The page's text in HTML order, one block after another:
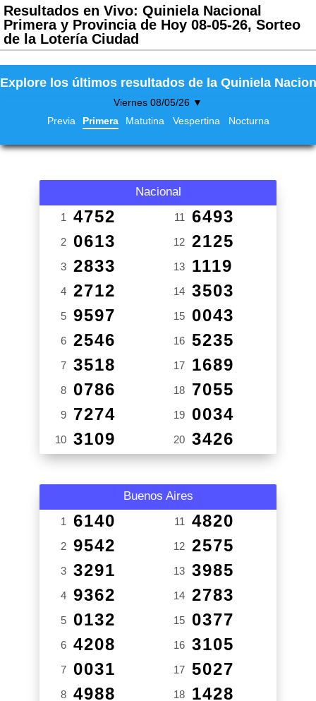
Resultados en Vivo: Quiniela Nacional
Primera y Provincia de Hoy 08-05-26, Sorteo
de la Lotería Ciudad
Explore los últimos resultados de la Quiniela
Viernes 08/05/26 ▼
Previa
Primera Matutina Vespertina Nocturna
Nacional
1 4752
2 0613
3 2833
4 2712
5 9597
6 2546
7 3518
8 0786
9 7274
10 3109
11 6493
12 2125
13 1119
14 3503
15 0043
16 5235
17 1689
18 7055
19 0034
20 3426
Buenos Aires
1 6140
2 9542
3 3291
4 9362
5 0132
6 4208
7 0031
8 4988
11 4820
12 2575
13 3985
14 2783
15 0377
16 3105
17 5027
18 1428